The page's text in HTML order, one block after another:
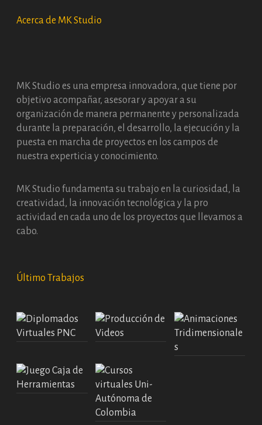
Acerca de MK Studio
MK Studio es una empresa innovadora, que tiene por
objetivo acompañar, asesorar y apoyar a su
organización de manera permanente y personalizada
durante la preparación, el desarrollo, la ejecución y la
puesta en marcha de proyectos en los campos de
nuestra experticia y conocimiento.
MK Studio fundamenta su trabajo en la curiosidad, la
creatividad, la innovación tecnológica y la pro
actividad en cada uno de los proyectos que llevamos a
cabo.
Último Trabajos